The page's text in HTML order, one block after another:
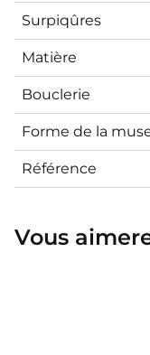
Surpiqûres
Matière
Bouclerie
Forme de la
Référence
Vous